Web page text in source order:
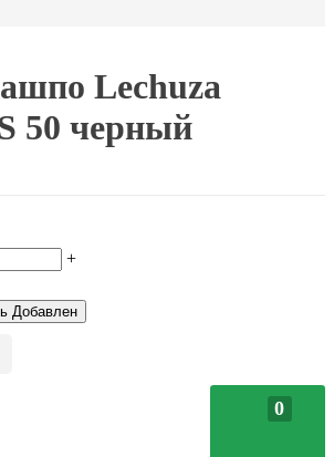
Lechuza
50 черный
+
Добавлен
0